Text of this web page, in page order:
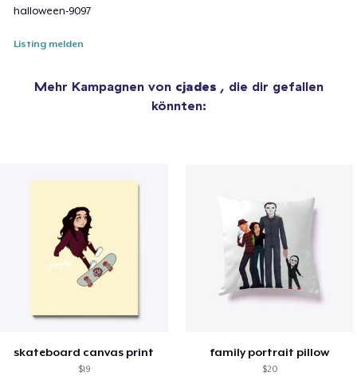
halloween-9097
Listing melden
Mehr Kampagnen von cjades , die dir gefallen
könnten:
skateboard canvas print
$19
family portrait pillow
$20